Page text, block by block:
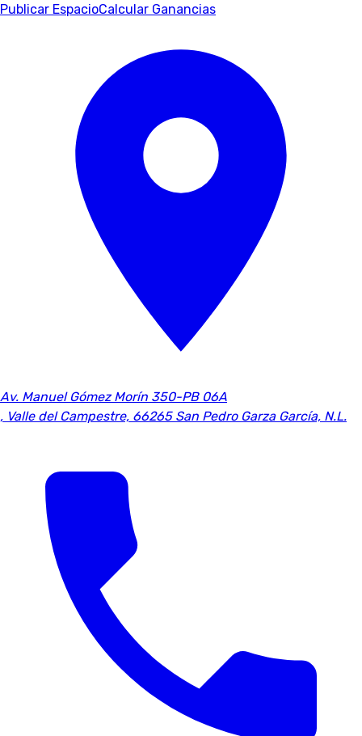
Publicar EspacioCalcular Ganancias
Av. Manuel Gómez Morín 350-PB 06A
, Valle del Campestre, 66265 San Pedro Garza García, N.L.